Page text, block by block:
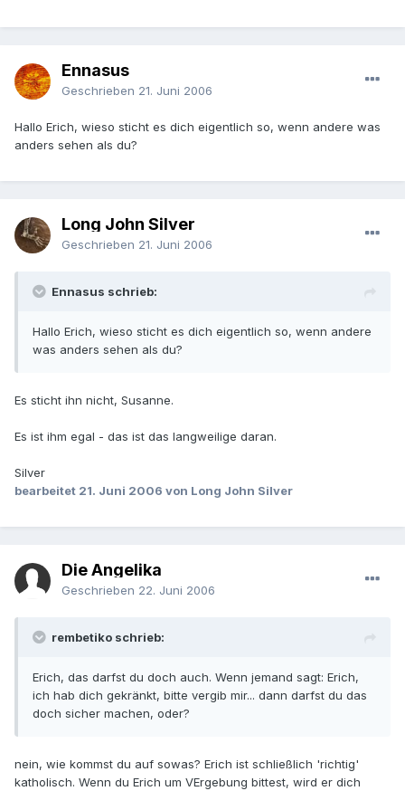
Ennasus
Geschrieben 21. Juni 2006
Hallo Erich, wieso sticht es dich eigentlich so, wenn andere was
anders sehen als du?
Long John Silver
Geschrieben 21. Juni 2006
Ennasus schrieb:
Hallo Erich, wieso sticht es dich eigentlich so, wenn andere
was anders sehen als du?
Es sticht ihn nicht, Susanne.
Es ist ihm egal - das ist das langweilige daran.
Silver
bearbeitet 21. Juni 2006 von Long John Silver
Die Angelika
Geschrieben 22. Juni 2006
rembetiko schrieb:
Erich, das darfst du doch auch. Wenn jemand sagt: Erich,
ich hab dich gekränkt, bitte vergib mir... dann darfst du das
doch sicher machen, oder?
nein, wie kommst du auf sowas? Erich ist schließlich 'richtig'
katholisch. Wenn du Erich um VErgebung bittest, wird er dich